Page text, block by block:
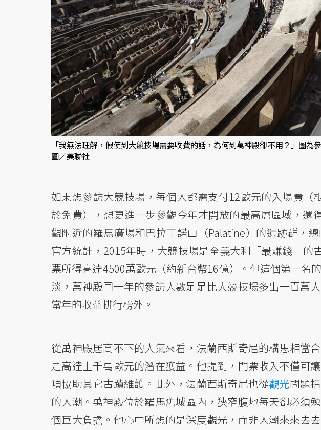
「我無法理解，假使到大競技場需要收費的話，為何到萬神殿卻不用？」圖
圖／美聯社
如果想參訪大競技場，每個人都需支付12歐元的入場費（
於免費），想更進一步參觀今年才開放的最高層區域，還
觀附近的羅馬廣場和巴拉丁諾山（Palatine）的遺跡群，
官方統計，2015年時，大競技場是全義大利「最賺錢」的
票所得高達4500萬歐元（約新台幣16億）。但這個第一名
淡，萬神殿同一年的參訪人數足足比大競技場多出一百萬
當年的收益排行榜外。
從萬神殿居高不下的人氣來看，法蘭西斯奇尼的構思相當
是高達上千萬歐元的潛在獲益。他提到，門票收入不僅可
項協助其它古蹟維護。此外，法蘭西斯奇尼也從觀光問題
的人潮。萬神殿位於羅馬舊城區內，狹窄腹地每天卻必須
個巨大負擔。他心中所想的是深度觀光，而非人潮來來去